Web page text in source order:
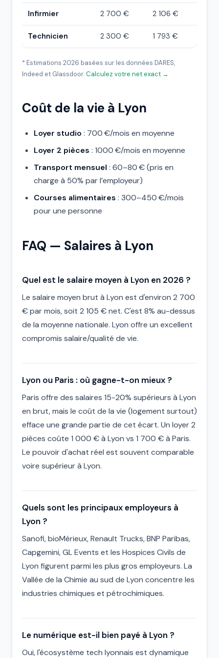
Infirmier 2 700 € 2 106 €
Technicien 2 300 € 1 793 €
* Estimations 2026 basées sur les données DARES,
Indeed et Glassdoor. Calculez votre net exact →
Coût de la vie à Lyon
Loyer studio : 700 €/mois en moyenne
Loyer 2 pièces : 1000 €/mois en moyenne
Transport mensuel : 60–80 € (pris en
charge à 50% par l’employeur)
Courses alimentaires : 300–450 €/mois
pour une personne
FAQ — Salaires à Lyon
Quel est le salaire moyen à Lyon en 2026 ?
Le salaire moyen brut à Lyon est d'environ 2 700
€ par mois, soit 2 105 € net. C'est 8% au-dessus
de la moyenne nationale. Lyon offre un excellent
compromis salaire/qualité de vie.
Lyon ou Paris : où gagne-t-on mieux ?
Paris offre des salaires 15-20% supérieurs à Lyon
en brut, mais le coût de la vie (logement surtout)
efface une grande partie de cet écart. Un loyer 2
pièces coûte 1 000 € à Lyon vs 1 700 € à Paris.
Le pouvoir d'achat réel est souvent comparable
voire supérieur à Lyon.
Quels sont les principaux employeurs à
Lyon ?
Sanofi, bioMérieux, Renault Trucks, BNP Paribas,
Capgemini, GL Events et les Hospices Civils de
Lyon figurent parmi les plus gros employeurs. La
Vallée de la Chimie au sud de Lyon concentre les
industries chimiques et pétrochimiques.
Le numérique est-il bien payé à Lyon ?
Oui, l'écosystème tech lyonnais est dynamique